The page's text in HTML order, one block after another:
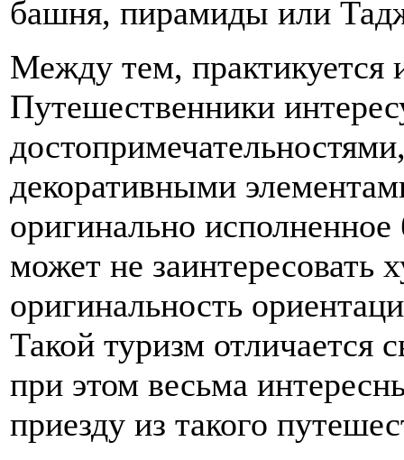
башня, пирамиды или
Между тем, практикуется
Путешественники
декоративными
оригинально
может не заинтересовать
оригинальность
Такой туризм отличается
при этом весьма
приезду из такого